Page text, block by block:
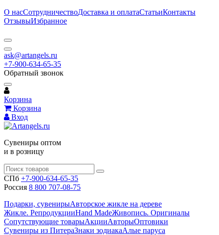
О насСотрудничествоДоставка и оплатаСтатьиКонтакты
ОтзывыИзбранное
ask@artangels.ru
+7-900-634-65-35
Обратный звонок
Корзина
Корзина
Вход
Сувениры оптом
и в розницу
СПб +7-900-634-65-35
Россия 8 800 707-08-75
Подарки, сувенирыАвторское жикле на дереве
Жикле. РепродукцииHand MadeЖивопись. Оригиналы
Сопутствующие товарыАкцииАвторыОптовики
Сувениры из ПитераЗнаки зодиакаАлые паруса